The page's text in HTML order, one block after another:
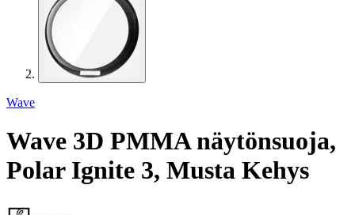
Wave
Wave 3D PMMA näytönsuoja,
Polar Ignite 3, Musta Kehys